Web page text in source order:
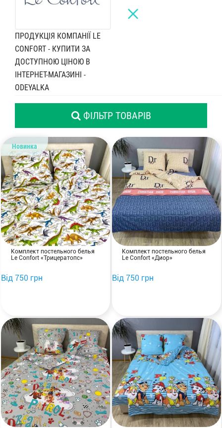
Комплекти з ковдр, подушок і постільної білизни
ПРОДУКЦІЯ КОМПАНІЇ LE
CONFORT - КУПИТИ ЗА
ДОСТУПНОЮ ЦІНОЮ В
ІНТЕРНЕТ-МАГАЗИНІ -
ODEYALKA
ФІЛЬТР ТОВАРІВ
Новинка
Комплект постельного белья
Le Confort «Трицератопс»
Від 750 грн
Комплект постельного белья
Le Confort «Диор»
Від 750 грн